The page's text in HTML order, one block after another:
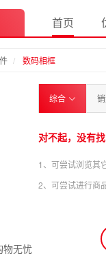
首页
数码相框
综合
对不起，没有
1、可尝试浏览其
2、可尝试进行商
物无忧